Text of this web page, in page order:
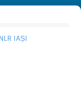
IAȘI